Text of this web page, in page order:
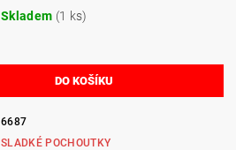
Skladem (1 ks)
6687
SLADKÉ POCHOUTKY